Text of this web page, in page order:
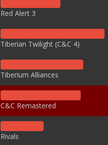
Red Alert 3
Tiberian Twilight (C&C 4)
Tiberium Alliances
C&C Remastered
Rivals